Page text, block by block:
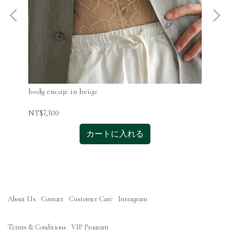
body encaje in beige
NT$7,300
カートに入れる
About Us Contact Customer Care Instagram
Terms & Conditions VIP Program